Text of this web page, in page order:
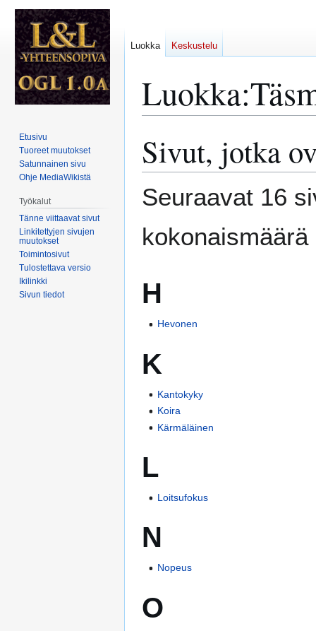
Luokka:
navigaatioon
hakuun
Sivut, jotka
Seuraavat 16
H
Hevonen
K
Kantokyky
Koira
Kärmäläinen
L
Loitsufokus
N
Nopeus
O
Luokka Keskustelu
Etusivu
Tuoreet muutokset
Satunnainen sivu
Ohje MediaWikistä
Työkalut
Tänne viittaavat sivut
Linkitettyjen sivujen
muutokset
Toimintosivut
Tulostettava versio
Ikilinkki
Sivun tiedot